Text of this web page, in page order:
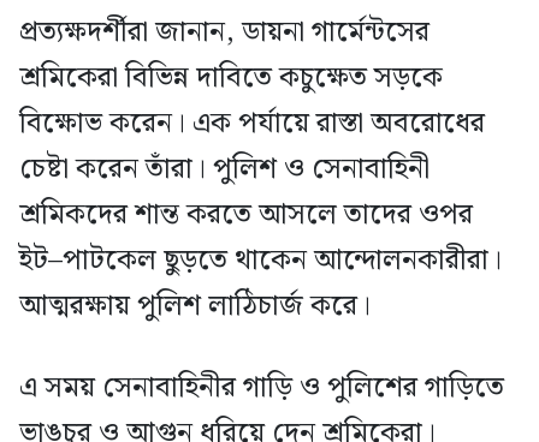
প্রত্যক্ষদর্শীরা জানান, ডায়না গার্মেন্টসের
শ্রমিকেরা বিভিন্ন দাবিতে কচুক্ষেত সড়কে
বিক্ষোভ করেন। এক পর্যায়ে রাস্তা অবরোধের
চেষ্টা করেন তাঁরা। পুলিশ ও সেনাবাহিনী
শ্রমিকদের শান্ত করতে আসলে তাদের ওপর
ইট–পাটকেল ছুড়তে থাকেন আন্দোলনকারীরা।
আত্মরক্ষায় পুলিশ লাঠিচার্জ করে।
এ সময় সেনাবাহিনীর গাড়ি ও পুলিশের গাড়িতে